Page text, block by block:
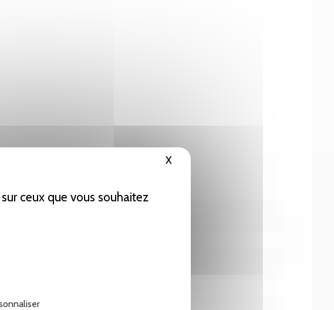
ceux que vous souhaitez
X Masquer le bandeau des cookies